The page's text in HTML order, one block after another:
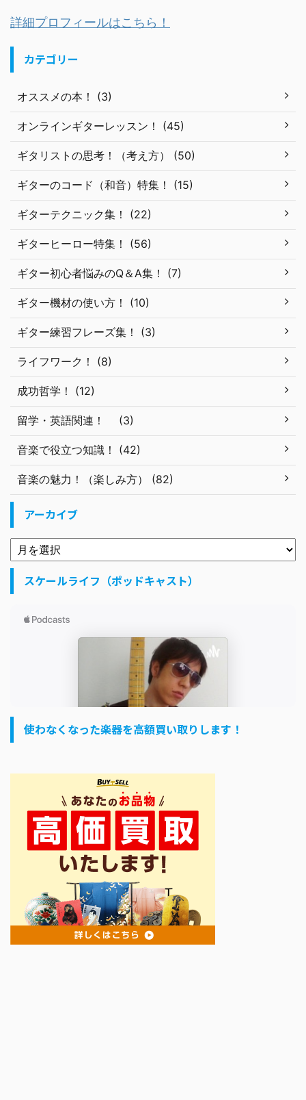
詳細プロフィールはこちら！
カテゴリー
オススメの本！ (3)
オンラインギターレッスン！ (45)
ギタリストの思考！（考え方） (50)
ギターのコード（和音）特集！ (15)
ギターテクニック集！ (22)
ギターヒーロー特集！ (56)
ギター初心者悩みのQ＆A集！ (7)
ギター機材の使い方！ (10)
ギター練習フレーズ集！ (3)
ライフワーク！ (8)
成功哲学！ (12)
留学・英語関連！ (3)
音楽で役立つ知識！ (42)
音楽の魅力！（楽しみ方） (82)
アーカイブ
スケールライフ（ポッドキャスト）
使わなくなった楽器を高額買い取りします！